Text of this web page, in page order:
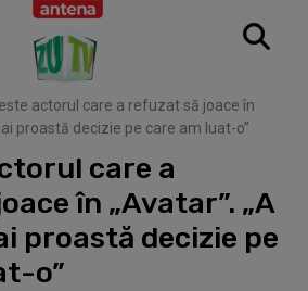
actorul care a refuzat să joace în
proastă decizie pe care am luat-o”
care a
în „Avatar”. „A
proastă decizie pe
o”